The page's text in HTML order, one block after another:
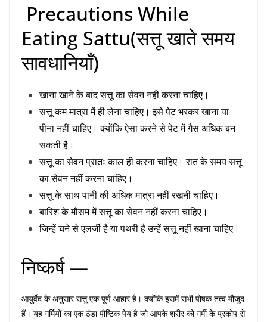
Precautions While
Eating Sattu(सत्तू खाते समय
सावधानियाँ)
खाना खाने के बाद सत्तू का सेवन नहीं करना चाहिए।
सत्तू कम मात्रा में ही लेना चाहिए। इसे पेट भरकर खाना या
पीना नहीं चाहिए। क्योंकि ऐसा करने से पेट में गैस अधिक बन
सकती है।
सत्तू का सेवन प्रातः काल ही करना चाहिए। रात के समय सत्तू
का सेवन नहीं करना चाहिए।
सत्तू के साथ पानी की अधिक मात्रा नहीं रखनी चाहिए।
बारिश के मौसम में सत्तू का सेवन नहीं करना चाहिए।
जिन्हें चने से एलर्जी है या पथरी है उन्हें सत्तू नहीं खाना चाहिए।
निष्कर्ष —
आयुर्वेद के अनुसार सत्तू एक पूर्ण आहार है। क्योंकि इसमें सभी पोषक तत्व मौज़ूद
हैं। यह गर्मियों का एक ठंडा पौष्टिक पेय है जो आपके शरीर को गर्मी के प्रकोप से